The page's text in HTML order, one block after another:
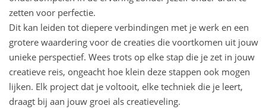
zetten voor perfectie.
Dit kan leiden tot diepere verbindingen met je werk en een
grotere waardering voor de creaties die voortkomen uit jouw
unieke perspectief. Wees trots op elke stap die je zet in jouw
creatieve reis, ongeacht hoe klein deze stappen ook mogen
lijken. Elk project dat je voltooit, elke techniek die je leert,
draagt bij aan jouw groei als creatieveling.